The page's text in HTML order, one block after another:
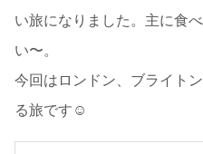
い旅になりました。主に食
い〜。
今回はロンドン、ブライト
る旅です☺